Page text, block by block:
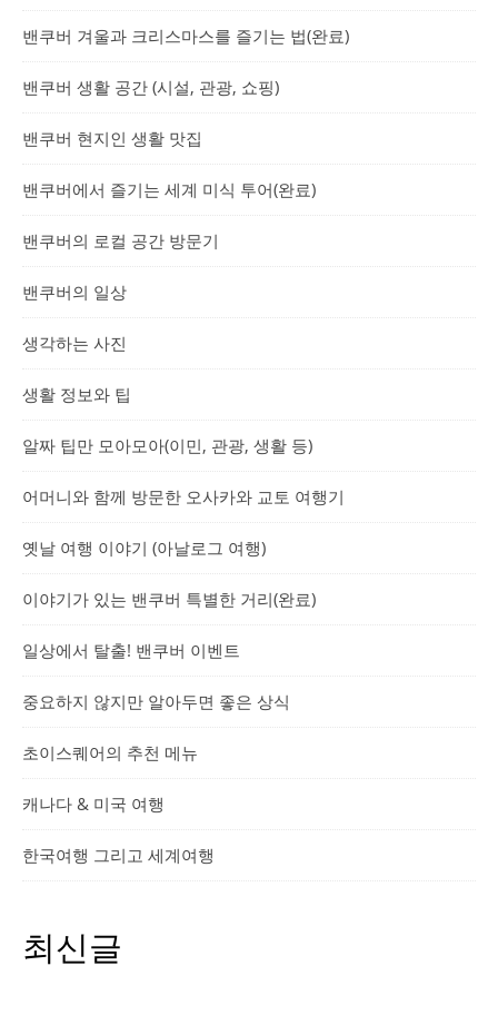
밴쿠버 겨울과 크리스마스를 즐기는 법(완료)
밴쿠버 생활 공간 (시설, 관광, 쇼핑)
밴쿠버 현지인 생활 맛집
밴쿠버에서 즐기는 세계 미식 투어(완료)
밴쿠버의 로컬 공간 방문기
밴쿠버의 일상
생각하는 사진
생활 정보와 팁
알짜 팁만 모아모아(이민, 관광, 생활 등)
어머니와 함께 방문한 오사카와 교토 여행기
옛날 여행 이야기 (아날로그 여행)
이야기가 있는 밴쿠버 특별한 거리(완료)
일상에서 탈출! 밴쿠버 이벤트
중요하지 않지만 알아두면 좋은 상식
초이스퀘어의 추천 메뉴
캐나다 & 미국 여행
한국여행 그리고 세계여행
최신글